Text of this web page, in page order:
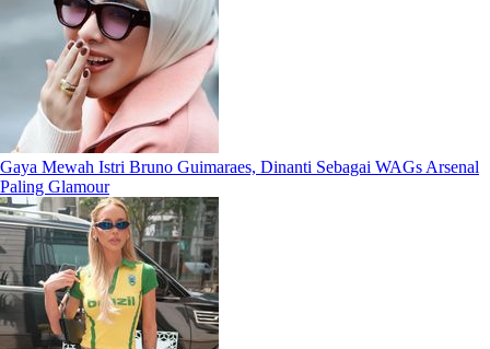
Gaya Mewah Istri Bruno Guimaraes, Dinanti Sebagai WAGs Arsenal
Paling Glamour